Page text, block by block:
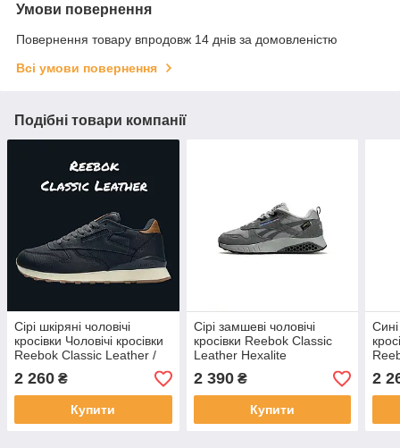
Умови повернення
Повернення товару впродовж 14 днів за домовленістю
Всі умови повернення
Подібні товари компанії
Сірі шкіряні чоловічі
кросівки Чоловічі кросівки
Reebok Classic Leather /
Демісезонні кросівки Рібок
класік
2 260 ₴
Купити
Сірі замшеві чоловічі
кросівки Reebok Classic
Leather Hexalite
Демісезонні кросівки Рібок
класік
2 390₴
Купити
Сині
2